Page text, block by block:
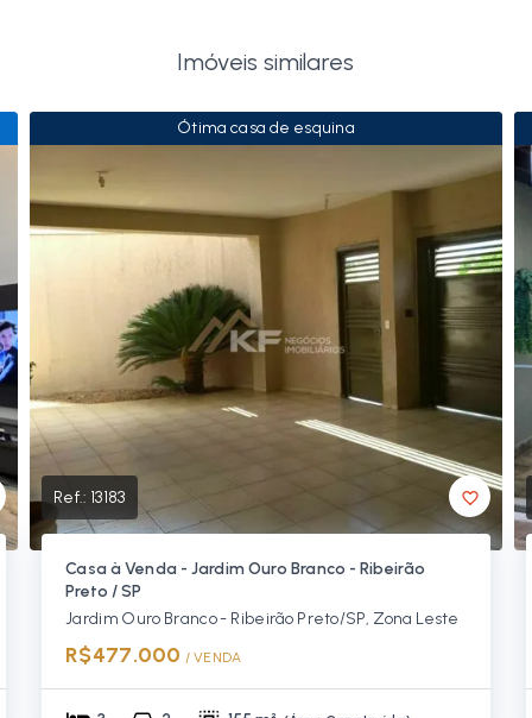
Imóveis similares
Ótima casa de esquina
Ref.: 13183
Casa à Venda - Jardim Ouro Branco - Ribeirão
Preto / SP
Jardim Ouro Branco - Ribeirão Preto/SP, Zona Leste
R$477.000 / VENDA